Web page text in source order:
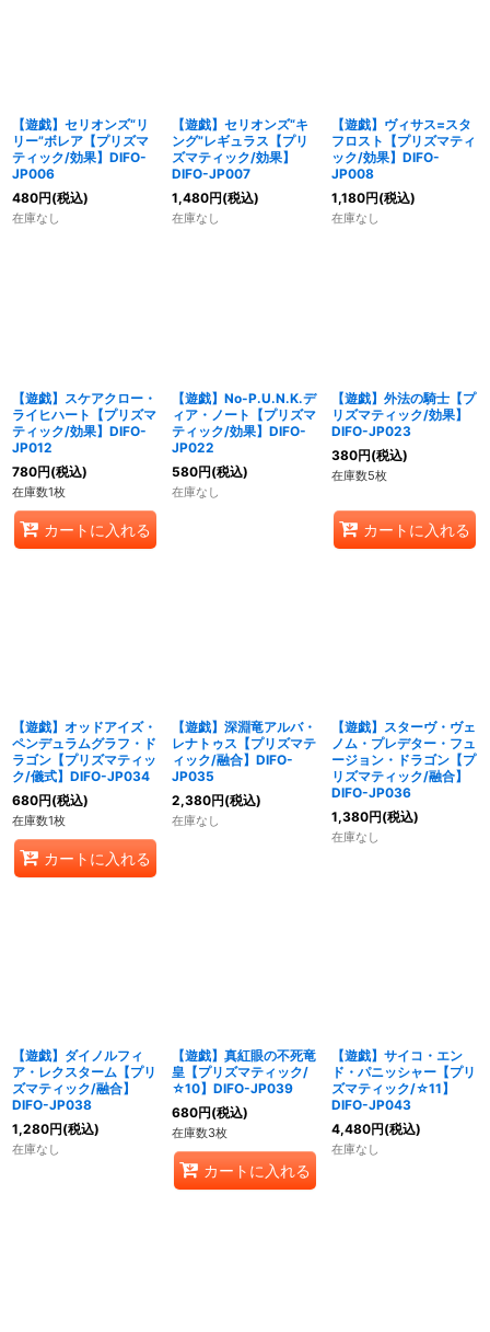
【遊戯】セリオンズ“リ
リー”ボレア【プリズマ
ティック/効果】DIFO-
JP006
480円(税込)
在庫なし
【遊戯】セリオンズ“キ
ング”レギュラス【プリ
ズマティック/効果】
DIFO-JP007
1,480円(税込)
在庫なし
【遊戯】ヴィサス=スタ
フロスト【プリズマティ
ック/効果】DIFO-
JP008
1,180円(税込)
在庫なし
【遊戯】スケアクロー・
ライヒハート【プリズマ
ティック/効果】DIFO-
JP012
780円(税込)
在庫数1枚
カートに入れる
【遊戯】No-P.U.N.K.デ
ィア・ノート【プリズマ
ティック/効果】DIFO-
JP022
580円(税込)
在庫なし
【遊戯】外法の騎士【プ
リズマティック/効果】
DIFO-JP023
380円(税込)
在庫数5枚
カートに入れる
【遊戯】オッドアイズ・
ペンデュラムグラフ・ド
ラゴン【プリズマティッ
ク/儀式】DIFO-JP034
680円(税込)
在庫数1枚
カートに入れる
【遊戯】深淵竜アルバ・
レナトゥス【プリズマテ
ィック/融合】DIFO-
JP035
2,380円(税込)
在庫なし
【遊戯】スターヴ・ヴェ
ノム・プレデター・フュ
ージョン・ドラゴン【プ
リズマティック/融合】
DIFO-JP036
1,380円(税込)
在庫なし
【遊戯】ダイノルフィ
ア・レクスターム【プリ
ズマティック/融合】
DIFO-JP038
1,280円(税込)
在庫なし
【遊戯】真紅眼の不死竜
皇【プリズマティック/
☆10】DIFO-JP039
680円(税込)
在庫数3枚
カートに入れる
【遊戯】サイコ・エン
ド・パニッシャー【プリ
ズマティック/☆11】
DIFO-JP043
4,480円(税込)
在庫なし